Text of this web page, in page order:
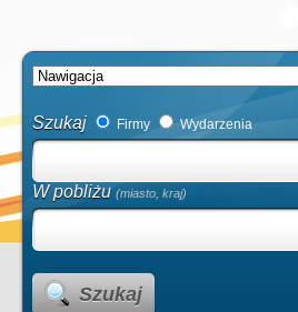
Szukaj Firmy Wydarzenia
W pobliżu (miasto, kraj)
Szukaj